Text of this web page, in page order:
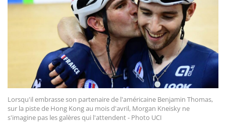
Lorsqu'il embrasse son partenaire de l'américaine Benjamin Thomas,
sur la piste de Hong Kong au mois d'avril, Morgan Kneisky ne
s'imagine pas les galères qui l'attendent - Photo UCI